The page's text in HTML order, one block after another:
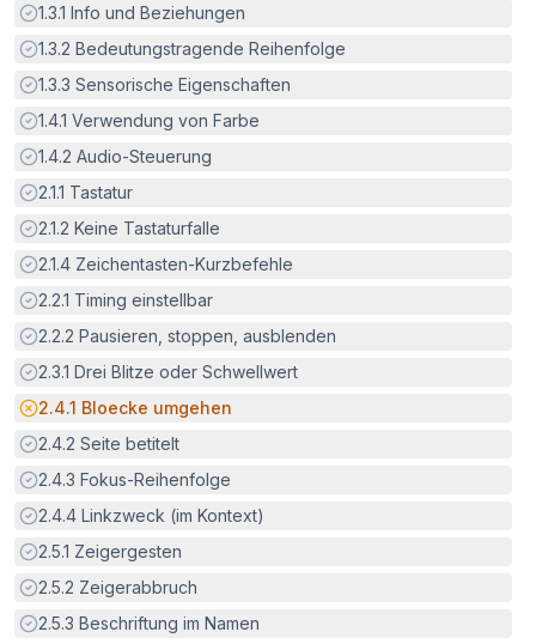
Erfüllt:
1.3.1 Info und Beziehungen
Erfüllt:
1.3.2 Bedeutungstragende Reihenfolge
Erfüllt:
1.3.3 Sensorische Eigenschaften
Erfüllt:
1.4.1 Verwendung von Farbe
Erfüllt:
1.4.2 Audio-Steuerung
Erfüllt:
2.1.1 Tastatur
Erfüllt:
2.1.2 Keine Tastaturfalle
Erfüllt:
2.1.4 Zeichentasten-Kurzbefehle
Erfüllt:
2.2.1 Timing einstellbar
Erfüllt:
2.2.2 Pausieren, stoppen, ausblenden
Erfüllt:
2.3.1 Drei Blitze oder Schwellwert
Potenzielle Barriere:
2.4.1 Bloecke umgehen
Erfüllt:
2.4.2 Seite betitelt
Erfüllt:
2.4.3 Fokus-Reihenfolge
Erfüllt:
2.4.4 Linkzweck (im Kontext)
Erfüllt:
2.5.1 Zeigergesten
Erfüllt:
2.5.2 Zeigerabbruch
Erfüllt:
2.5.3 Beschriftung im Namen